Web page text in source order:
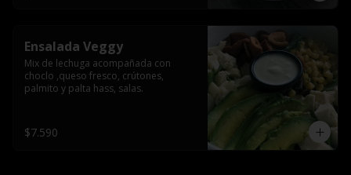
Ensalada Veggy
Mix de lechuga acompañada con
choclo ,queso fresco, crútones,
palmito y palta hass, salas.
$7.590